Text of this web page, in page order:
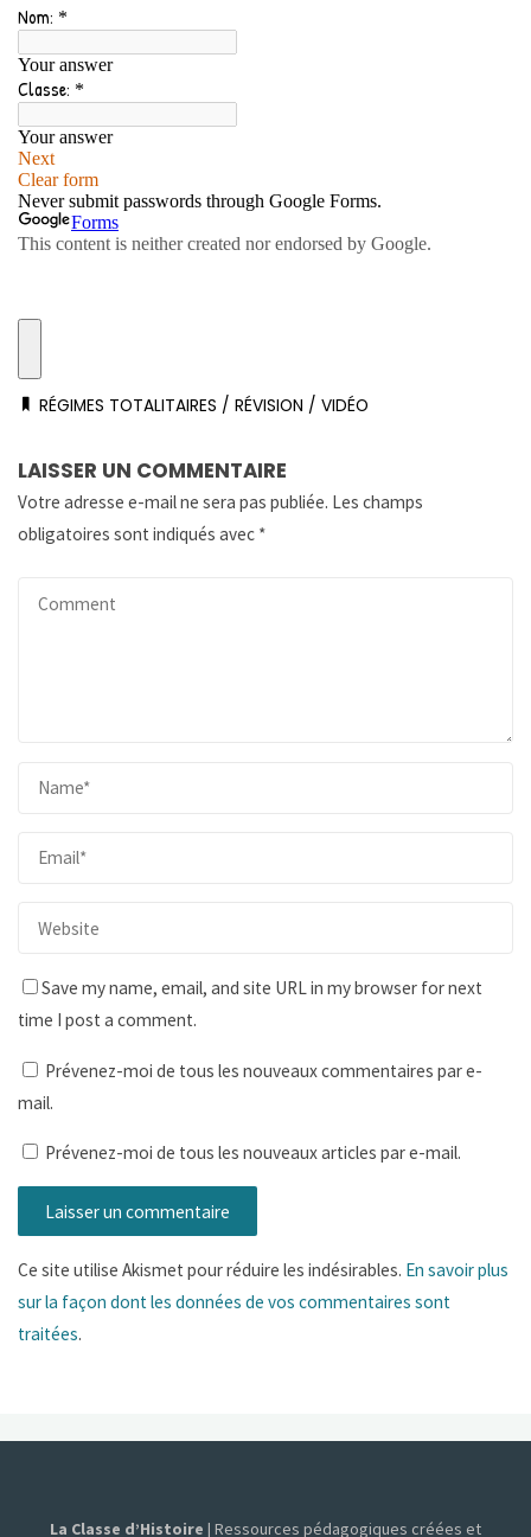
RÉGIMES TOTALITAIRES /RÉVISION /VIDÉO
LAISSER UN COMMENTAIRE
Votre adresse e-mail ne sera pas publiée. Les champs
obligatoires sont indiqués avec *
Save my name, email, and site URL in my browser for next
time I post a comment.
Prévenez-moi de tous les nouveaux commentaires par e-
mail.
Prévenez-moi de tous les nouveaux articles par e-mail.
Ce site utilise Akismet pour réduire les indésirables. En savoir plus
sur la façon dont les données de vos commentaires sont
traitées.
La Classe d’Histoire | Ressources pédagogiques créées et